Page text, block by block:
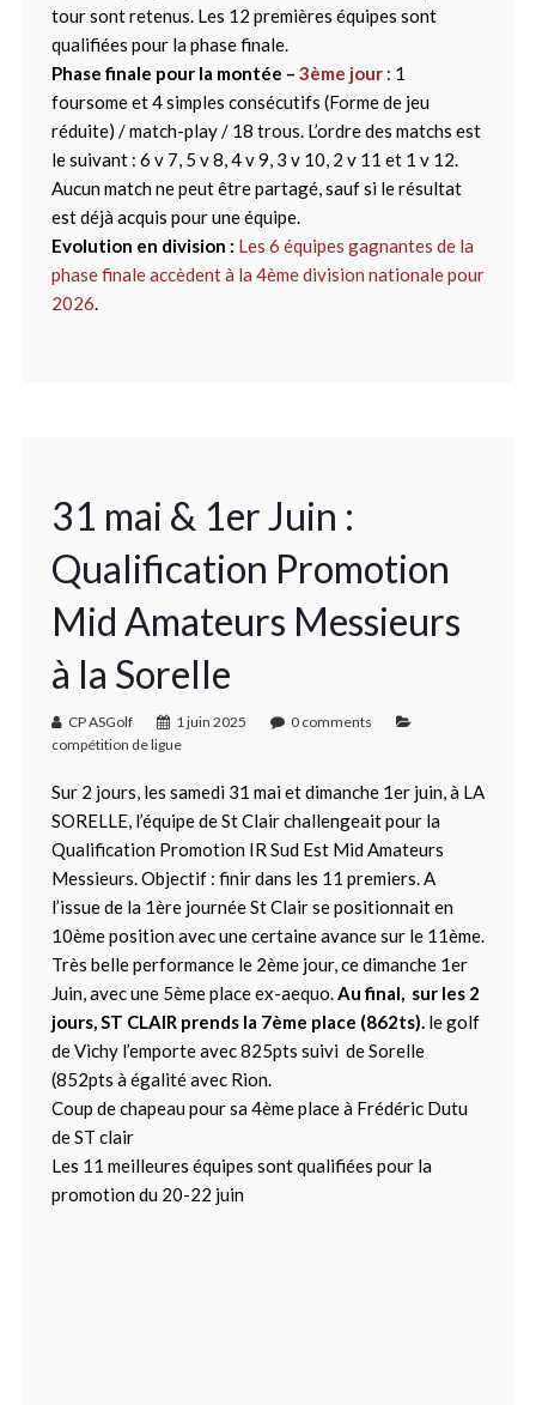
tour sont retenus. Les 12 premières équipes sont
qualifiées pour la phase finale.
Phase finale pour la montée – 3ème jour : 1
foursome et 4 simples consécutifs (Forme de jeu
réduite) / match-play / 18 trous. L’ordre des matchs est
le suivant : 6 v 7, 5 v 8, 4 v 9, 3 v 10, 2 v 11 et 1 v 12.
Aucun match ne peut être partagé, sauf si le résultat
est déjà acquis pour une équipe.
Evolution en division : Les 6 équipes gagnantes de la
phase finale accèdent à la 4ème division nationale pour
2026.
31 mai & 1er Juin :
Qualification Promotion
Mid Amateurs Messieurs
à la Sorelle
CP ASGolf 1 juin 2025
0 comments
compétition de ligue
Sur 2 jours, les samedi 31 mai et dimanche 1er juin, à LA
SORELLE, l’équipe de St Clair challengeait pour la
Qualification Promotion IR Sud Est Mid Amateurs
Messieurs. Objectif : finir dans les 11 premiers. A
l’issue de la 1ère journée St Clair se positionnait en
10ème position avec une certaine avance sur le 11ème.
Très belle performance le 2ème jour, ce dimanche 1er
Juin, avec une 5ème place ex-aequo.Au final, sur les 2
jours, ST CLAIR prends la 7ème place (862ts).le golf
de Vichy l’emporte avec 825pts suivi de Sorelle
(852pts à égalité avec Rion.
Coup de chapeau pour sa 4ème place à Frédéric Dutu
de ST clair
Les 11 meilleures équipes sont qualifiées pour la
promotion du 20-22 juin